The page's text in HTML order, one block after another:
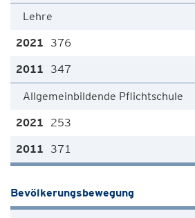
Lehre
376
347
Allgemeinbildende Pflichtschule
253
371
Bevölkerungsbewegung